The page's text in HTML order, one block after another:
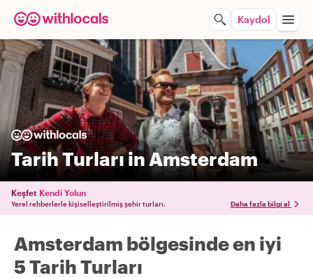
Kaydol
Tarih Turları in Amsterdam
Keşfet Kendi Yolun
Yerel rehberlerle kişiselleştirilmiş şehir turları. Daha fazla bilgi al
Amsterdam bölgesinde en iyi
5 Tarih Turları